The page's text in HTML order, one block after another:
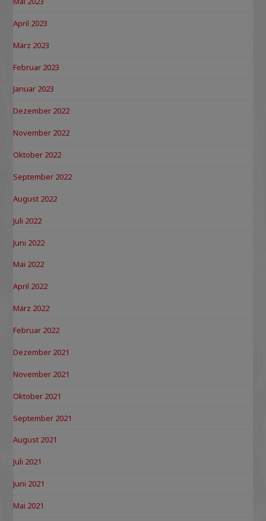
April 2023
März 2023
Februar 2023
Januar 2023
Dezember 2022
November 2022
Oktober 2022
September 2022
August 2022
Juli 2022
Juni 2022
Mai 2022
April 2022
März 2022
Februar 2022
Dezember 2021
November 2021
Oktober 2021
September 2021
August 2021
Juli 2021
Juni 2021
Mai 2021